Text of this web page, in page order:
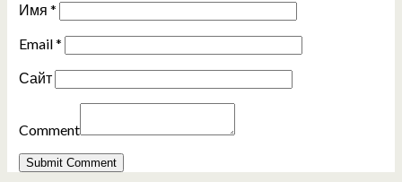
Имя *
Email*
Сайт
Comment